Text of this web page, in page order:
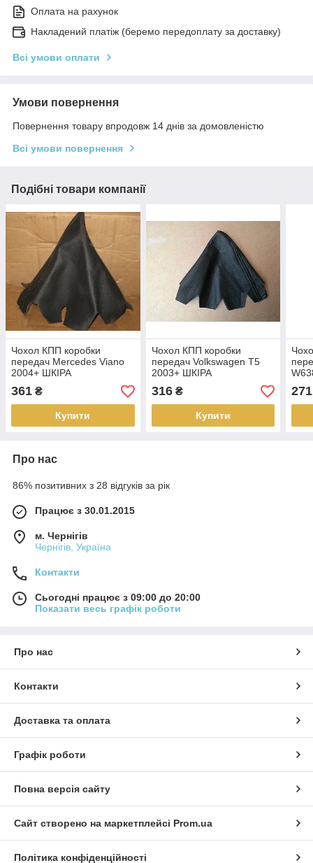
Оплата на рахунок
Накладений платіж (беремо передоплату за доставку)
Всі умови оплати
Умови повернення
Повернення товару впродовж 14 днів за домовленістю
Всі умови повернення
Подібні товари компанії
Чохол КПП коробки
передач Mercedes Viano
2004+ ШКІРА
361 ₴
Купити
Чохол КПП коробки
передач Volkswagen T5
2003+ ШКІРА
316₴
Купити
271
Про нас
86% позитивних з 28 відгуків за рік
Працює з 30.01.2015
м. Чернігів
Чернігів, Україна
Контакти
Сьогодні працює з 09:00 до 20:00
Показати весь графік роботи
Про нас
Контакти
Доставка та оплата
Графік роботи
Повна версія сайту
Сайт створено на маркетплейсі Prom.ua
Політика конфіденційності